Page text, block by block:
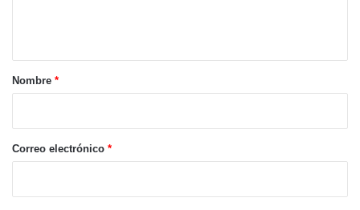
r
*
Nombre *
Correo electrónico *